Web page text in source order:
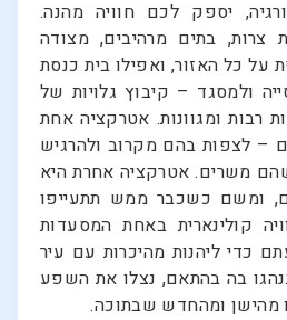
יספק לכם חוויה מהנה.
בתים מרהיבים, מצודה
על כל האזור, ואפילו בית כנסת
ולמסגד – קיבוץ גלויות של
רבות ומגוונות. אטרקציה אחת
– לצפות בהם מקרוב ולהרגיש
משרים. אטרקציה אחרת היא
ומשם כשכבר ממש תתעייפו
קולינארית באחת המסעדות
כדי ליהנות מהיכרות עם עיר
בה בהתאם, נצלו את השפע
מהישן ומהחדש שבתוכה.